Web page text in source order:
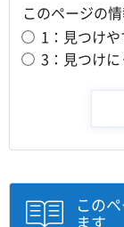
このページの
1：見つけ
3：見つけ
この
ます